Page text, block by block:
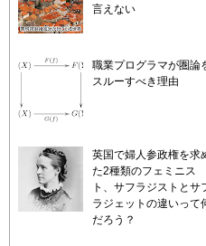
言えない
職業プログラマが圏論
スルーすべき理由
英国で婦人参政権を求
た2種類のフェミニス
ト、サフラジストとサ
ラジェットの違いって
だろう？